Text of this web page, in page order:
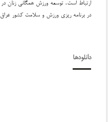
در برنامه ریزی ورزش و سلامت کشور
دانلودها